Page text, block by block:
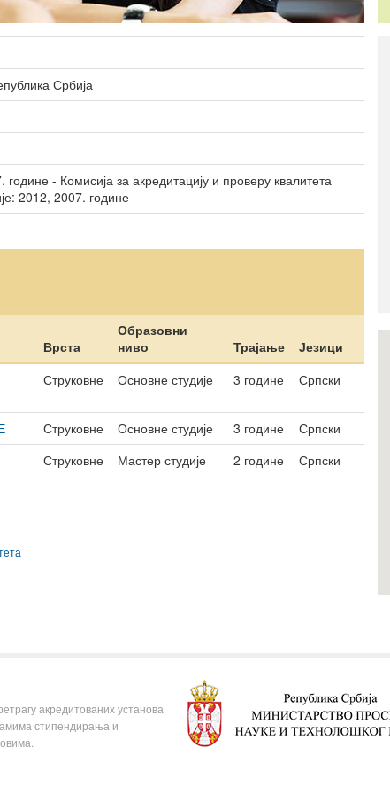
Студентски домови
Србија
- Комисија за акредитацију и проверу квалитета
2012, 2007. године
Врста
Образовни
ниво
Трајање
Језици
Струковне Основне студије 3 године Српски
Струковне Основне студије 3 године
Српски
Струковне Мастер студије 2 године Српски
акредитованих установа
стипендирања и